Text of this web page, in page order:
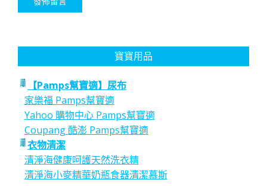
寶寶用品
【Pamps幫寶適】尿布
家樂福 Pamps幫寶適
Yahoo 購物中心 Pamps幫寶適
Coupang 酷澎 Pamps幫寶適
衣物清潔
清淨海健康呵護天然洗衣精
清淨海小麥精華奶瓶食器清潔慕斯